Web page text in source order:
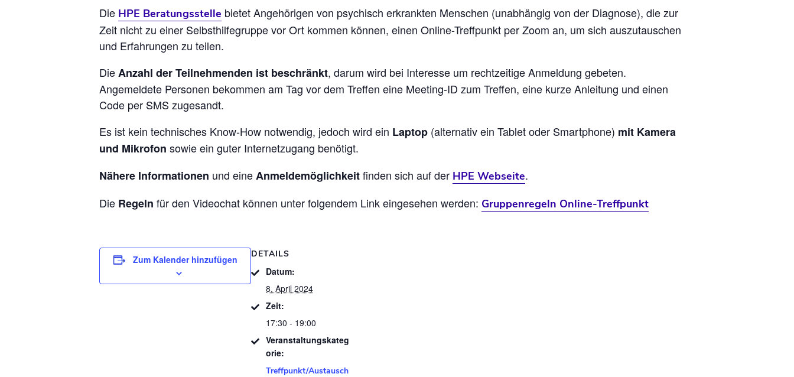
Die HPE Beratungsstelle bietet Angehörigen von psychisch erkrankten Menschen (unabhängig von der Diagnose), die zur
Zeit nicht zu einer Selbsthilfegruppe vor Ort kommen können, einen Online-Treffpunkt per Zoom an, um sich auszutauschen
und Erfahrungen zu teilen.
DieAnzahl der Teilnehmenden ist beschränkt, darum wird bei Interesse um rechtzeitige Anmeldung gebeten.
Angemeldete Personen bekommen am Tag vor dem Treffen eine Meeting-ID zum Treffen, eine kurze Anleitung und einen
Code per SMS zugesandt.
Es ist kein technisches Know-How notwendig, jedoch wird ein Laptop (alternativ ein Tablet oder Smartphone) mit Kamera
und Mikrofon sowie ein guter Internetzugang benötigt.
Nähere Informationen und eineAnmeldemöglichkeitfinden sich auf der HPE Webseite.
Die Regeln für den Videochat können unter folgendem Link eingesehen werden: Gruppenregeln Online-Treffpunkt
Zum Kalender hinzufügen DETAILS
Datum:
8. April 2024
Zeit:
17:30 - 19:00
Veranstaltungskateg
orie:
Treffpunkt/Austausch